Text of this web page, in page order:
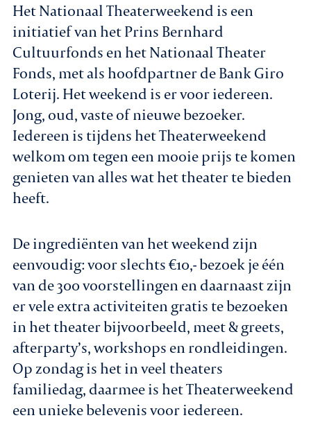
Het Nationaal Theaterweekend is een
initiatief van het Prins Bernhard
Cultuurfonds en het Nationaal Theater
Fonds, met als hoofdpartner de Bank Giro
Loterij. Het weekend is er voor iedereen.
Jong, oud, vaste of nieuwe bezoeker.
Iedereen is tijdens het Theaterweekend
welkom om tegen een mooie prijs te komen
genieten van alles wat het theater te bieden
heeft.
De ingrediënten van het weekend zijn
eenvoudig: voor slechts €10,- bezoek je één
van de 300 voorstellingen en daarnaast zijn
er vele extra activiteiten gratis te bezoeken
in het theater bijvoorbeeld, meet & greets,
afterparty’s, workshops en rondleidingen.
Op zondag is het in veel theaters
familiedag, daarmee is het Theaterweekend
een unieke belevenis voor iedereen.